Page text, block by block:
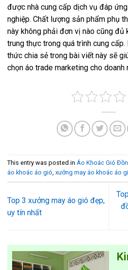
được nhà cung cấp dịch vụ đáp
nghiệp. Chất lượng sản phẩm phụ
này không phải đơn vị nào cũng đủ
trung thực trong quá trình cung
thức chia sẻ trong bài viết này sẽ
chọn áo trade marketing cho doanh
This entry was posted in Áo Khoác Gió
áo khoác áo gió, xưởng may áo khoác áo
Top 3 xưởng may áo gió đẹp,
uy tín nhất